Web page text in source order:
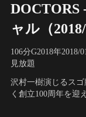
DOCTORS
ャル（
106分G2018年2018/
見放題
沢村一樹演じるス
く創立100周年を迎